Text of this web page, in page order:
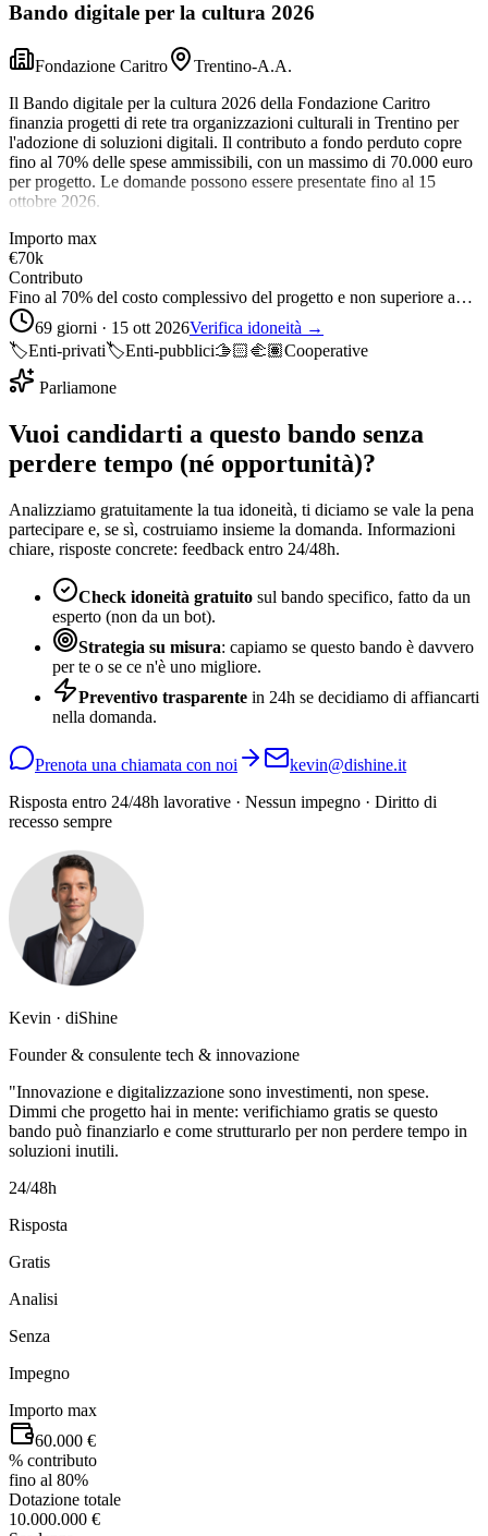
Bando digitale per la cultura 2026
Fondazione Caritro
Trentino-A.A.
Il Bando digitale per la cultura 2026 della Fondazione Caritro
finanzia progetti di rete tra organizzazioni culturali in Trentino per
l'adozione di soluzioni digitali. Il contributo a fondo perduto copre
fino al 70% delle spese ammissibili, con un massimo di 70.000 euro
per progetto. Le domande possono essere presentate fino al 15
ottobre 2026.
Importo max
€70k
Contributo
Fino al 70% del costo complessivo del progetto e non superiore a…
69 giorni · 15 ott 2026Verifica idoneità →
🏷️Enti-privati🏷️Enti-pubblici🫱🏻‍🫲🏽Cooperative
Parliamone
Vuoi candidarti a questo bando senza
perdere tempo (né opportunità)?
Analizziamo gratuitamente la tua idoneità, ti diciamo se vale la pena
partecipare e, se sì, costruiamo insieme la domanda. Informazioni
chiare, risposte concrete: feedback entro 24/48h.
Check idoneità gratuito sul bando specifico, fatto da un
esperto (non da un bot).
Strategia su misura: capiamo se questo bando è davvero
per te o se ce n'è uno migliore.
Preventivo trasparente in 24h se decidiamo di affiancarti
nella domanda.
Prenota una chiamata con noi
kevin@dishine.it
Risposta entro 24/48h lavorative · Nessun impegno · Diritto di
recesso sempre
Kevin · diShine
Founder & consulente tech & innovazione
"Innovazione e digitalizzazione sono investimenti, non spese.
Dimmi che progetto hai in mente: verifichiamo gratis se questo
bando può finanziarlo e come strutturarlo per non perdere tempo in
soluzioni inutili.
24/48h
Risposta
Gratis
Analisi
Senza
Impegno
Importo max
60.000 €
% contributo
fino al 80%
Dotazione totale
10.000.000 €